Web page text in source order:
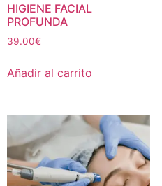
HIGIENE FACIAL
PROFUNDA
39.00€
Añadir al carrito